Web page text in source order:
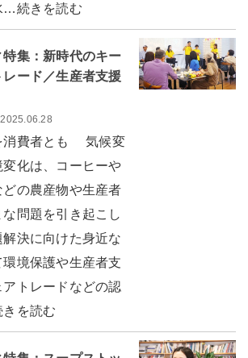
…続きを読む
集：新時代のキー
ード／生産者支援
2025.06.28
費者とも 気候変
化は、コーヒーや
の農産物や生産者
問題を引き起こし
決に向けた身近な
境保護や生産者支
トレードなどの認
を読む